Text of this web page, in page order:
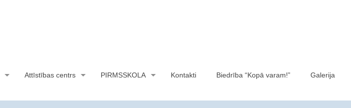
Attīstības centrs PIRMSSKOLA Kontakti Biedrība “Kopā varam!” Galerija